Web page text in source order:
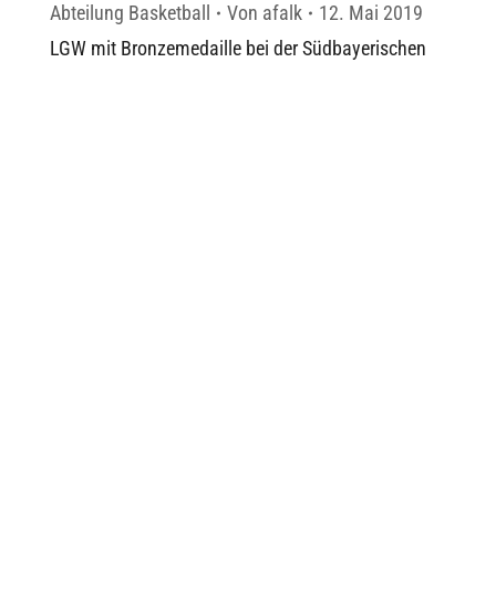
Abteilung Basketball Von afalk
12. Mai 2019
LGW mit Bronzemedaille bei der Südbayerischen